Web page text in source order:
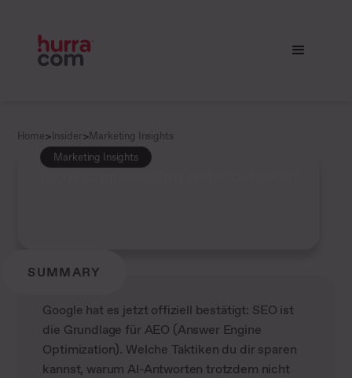
Home>Insider>Marketing Insights
Marketing Insights
SUMMARY
Google hat es jetzt offiziell bestätigt: SEO ist
die Grundlage für AEO (Answer Engine
Optimization). Welche Taktiken du dir sparen
kannst, warum AI-Antworten trotzdem nicht